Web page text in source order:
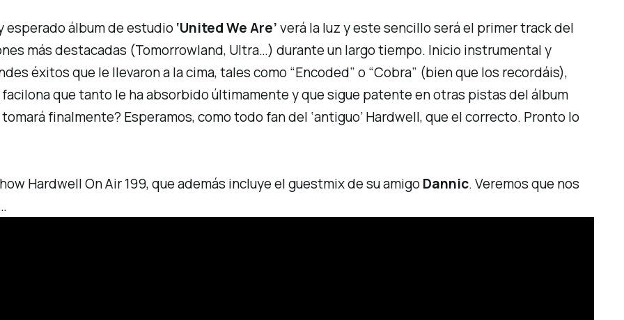
esperado álbum de estudio‘United We Are’verá la luz y este sencillo será el primer track del
más destacadas (Tomorrowland, Ultra…) durante un largo tiempo. Inicio instrumental y
éxitos que le llevaron a la cima, tales como“Encoded” o “Cobra” (bien que los recordáis),
facilonaque tanto le ha absorbido últimamente y que sigue patente en otras pistas del álbum
tomará finalmente? Esperamos, como todo fan del ‘antiguo’ Hardwell, que el correcto. Pronto lo
Hardwell On Air 199, que además incluye elguestmixde su amigoDannic. Veremos que nos